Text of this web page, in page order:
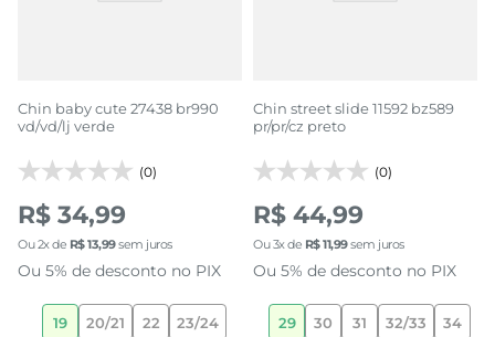
Chin baby cute 27438 br990
vd/vd/lj verde
(0)
R$ 34,99
Ou2x de R$13,99sem juros
Ou 5% de desconto no PIX
19 20/21 22 23/24
Chin street slide 11592 bz589
pr/pr/cz preto
(0)
R$ 44,99
Ou3x de R$11,99sem juros
Ou 5% de desconto no PIX
29 30 31 32/33 34